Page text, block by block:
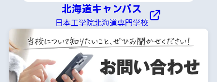
北海道キャンパス
日本工学院北海道専門学校